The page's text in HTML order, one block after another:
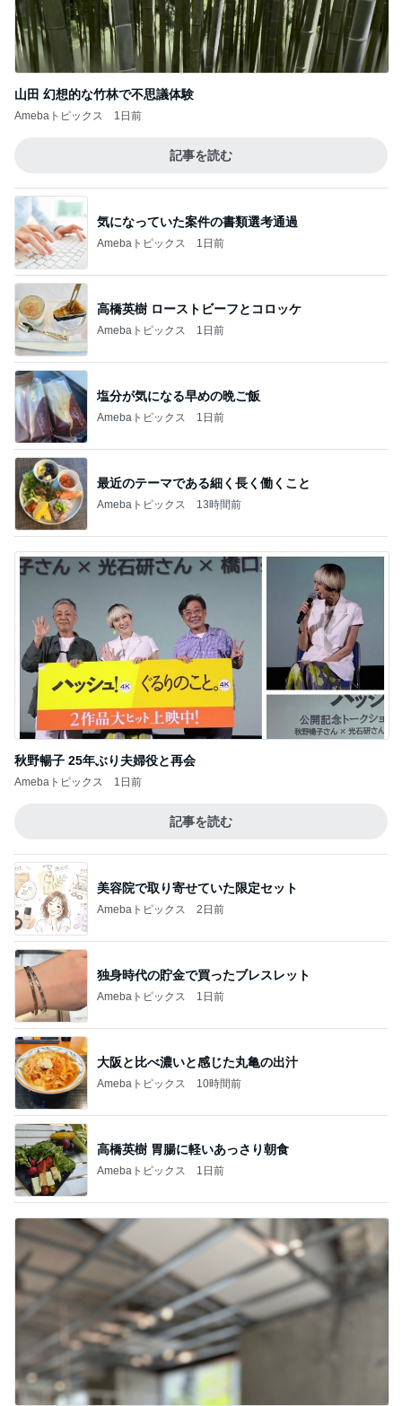
山田 幻想的な竹林で不思議体験
Amebaトピックス 1日前
記事を読む
気になっていた案件の書類選考通過
Amebaトピックス 1日前
高橋英樹 ローストビーフとコロッケ
Amebaトピックス 1日前
塩分が気になる早めの晩ご飯
Amebaトピックス 1日前
最近のテーマである細く長く働くこと
Amebaトピックス 13時間前
秋野暢子 25年ぶり夫婦役と再会
Amebaトピックス 1日前
記事を読む
美容院で取り寄せていた限定セット
Amebaトピックス 2日前
独身時代の貯金で買ったブレスレット
Amebaトピックス 1日前
大阪と比べ濃いと感じた丸亀の出汁
Amebaトピックス 10時間前
高橋英樹 胃腸に軽いあっさり朝食
Amebaトピックス 1日前